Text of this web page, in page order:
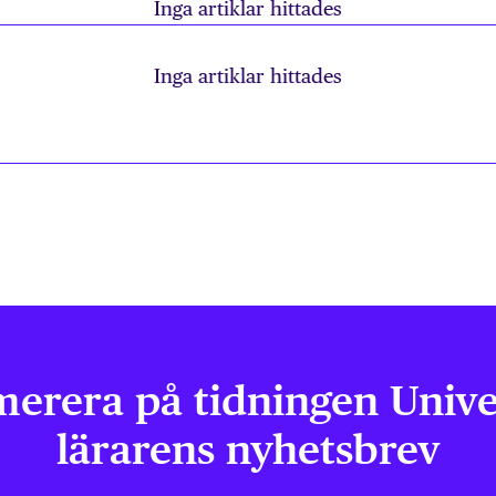
Inga artiklar hittades
Inga artiklar hittades
på tidningen
lärarens nyhetsbrev